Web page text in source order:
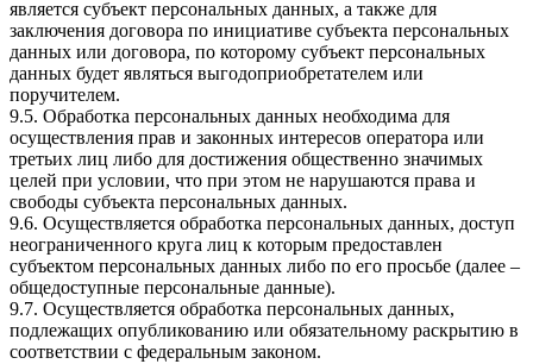
является субъект персональных данных, а также для
заключения договора по инициативе субъекта персональных
данных или договора, по которому субъект персональных
данных будет являться выгодоприобретателем или
поручителем.
9.5. Обработка персональных данных необходима для
осуществления прав и законных интересов оператора или
третьих лиц либо для достижения общественно значимых
целей при условии, что при этом не нарушаются права и
свободы субъекта персональных данных.
9.6. Осуществляется обработка персональных данных, доступ
неограниченного круга лиц к которым предоставлен
субъектом персональных данных либо по его просьбе (далее –
общедоступные персональные данные).
9.7. Осуществляется обработка персональных данных,
подлежащих опубликованию или обязательному раскрытию в
соответствии с федеральным законом.